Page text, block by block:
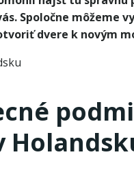
Spoločne môžeme
dvere k novým